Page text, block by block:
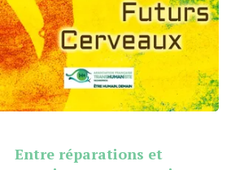
Entre réparations et